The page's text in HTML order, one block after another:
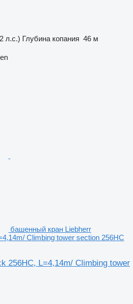
л.с.) Глубина копания 46 м
башенный кран Liebherr
Climbing tower section 256HC
256HC, L=4,14m/ Climbing tower